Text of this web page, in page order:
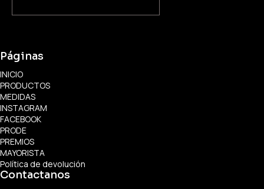
Páginas
INICIO
PRODUCTOS
MEDIDAS
INSTAGRAM
FACEBOOK
PRODE
PREMIOS
MAYORISTA
Política de devolución
Contactanos